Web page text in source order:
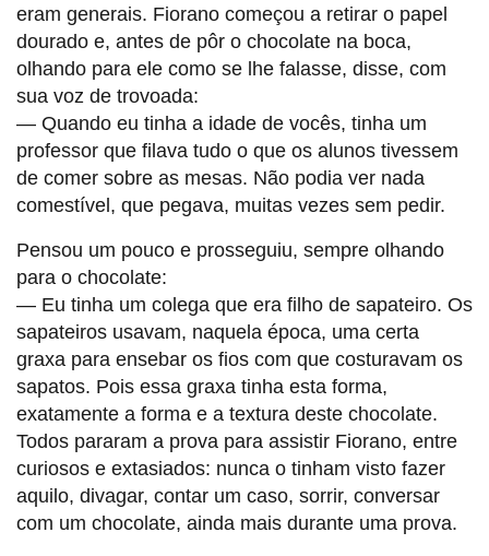
eram generais. Fiorano começou a retirar o papel
dourado e, antes de pôr o chocolate na boca,
olhando para ele como se lhe falasse, disse, com
sua voz de trovoada:
— Quando eu tinha a idade de vocês, tinha um
professor que filava tudo o que os alunos tivessem
de comer sobre as mesas. Não podia ver nada
comestível, que pegava, muitas vezes sem pedir.
Pensou um pouco e prosseguiu, sempre olhando
para o chocolate:
— Eu tinha um colega que era filho de sapateiro. Os
sapateiros usavam, naquela época, uma certa
graxa para ensebar os fios com que costuravam os
sapatos. Pois essa graxa tinha esta forma,
exatamente a forma e a textura deste chocolate.
Todos pararam a prova para assistir Fiorano, entre
curiosos e extasiados: nunca o tinham visto fazer
aquilo, divagar, contar um caso, sorrir, conversar
com um chocolate, ainda mais durante uma prova.